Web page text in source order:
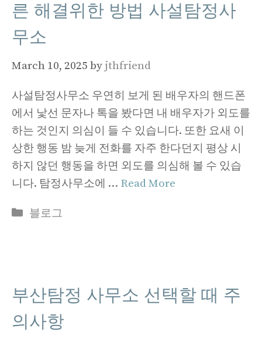
른 해결위한 방법 사설탐정사
무소
March 10, 2025 by jthfriend
사설탐정사무소 우연히 보게 된 배우자의 핸드폰
에서 낯선 문자나 톡을 봤다면 내 배우자가 외도를
하는 것인지 의심이 들 수 있습니다. 또한 요새 이
상한 행동 밤 늦게 전화를 자주 한다던지 평상 시
하지 않던 행동을 하면 외도를 의심해 볼 수 있습
니다. 탐정사무소에 … Read More
Categories
블로그
부산탐정 사무소 선택할 때 주
의사항